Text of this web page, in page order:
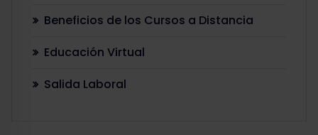
Beneficios de los Cursos a Distancia
Educación Virtual
Salida Laboral